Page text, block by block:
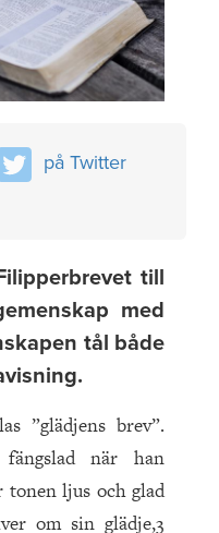
på Twitter
till
med
tål både
”glädjens brev”.
när han
tonen ljus och glad
om sin glädje,3